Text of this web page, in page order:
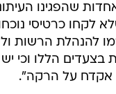
שהפגינו
לקחו כרטיסי
להנהלת הרשות
בצעדים הללו וכי
אקדח על הרקה".